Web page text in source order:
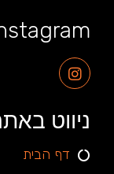
ניווט
דף הבית